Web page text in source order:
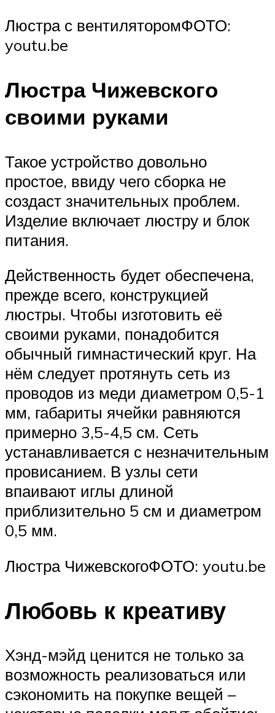
Люстра с вентиляторомФОТО:
youtu.be
Люстра Чижевского
своими руками
Такое устройство довольно
простое, ввиду чего сборка не
создаст значительных проблем.
Изделие включает люстру и блок
питания.
Действенность будет обеспечена,
прежде всего, конструкцией
люстры. Чтобы изготовить её
своими руками, понадобится
обычный гимнастический круг. На
нём следует протянуть сеть из
проводов из меди диаметром 0,5-1
мм, габариты ячейки равняются
примерно 3,5-4,5 см. Сеть
устанавливается с незначительным
провисанием. В узлы сети
впаивают иглы длиной
приблизительно 5 см и диаметром
0,5 мм.
Люстра ЧижевскогоФОТО: youtu.be
Любовь к креативу
Хэнд-мэйд ценится не только за
возможность реализоваться или
сэкономить на покупке вещей –